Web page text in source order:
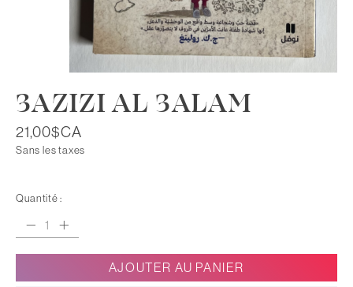
3AZIZI AL 3ALAM
21,00$CA
Sans les taxes
Quantité :
AJOUTER AU PANIER